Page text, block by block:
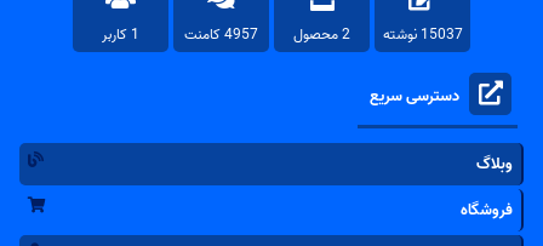
15037 نوشته 2 محصول 4957 کامنت 1 کاربر
دسترسی سریع
وبلاگ
فروشگاه